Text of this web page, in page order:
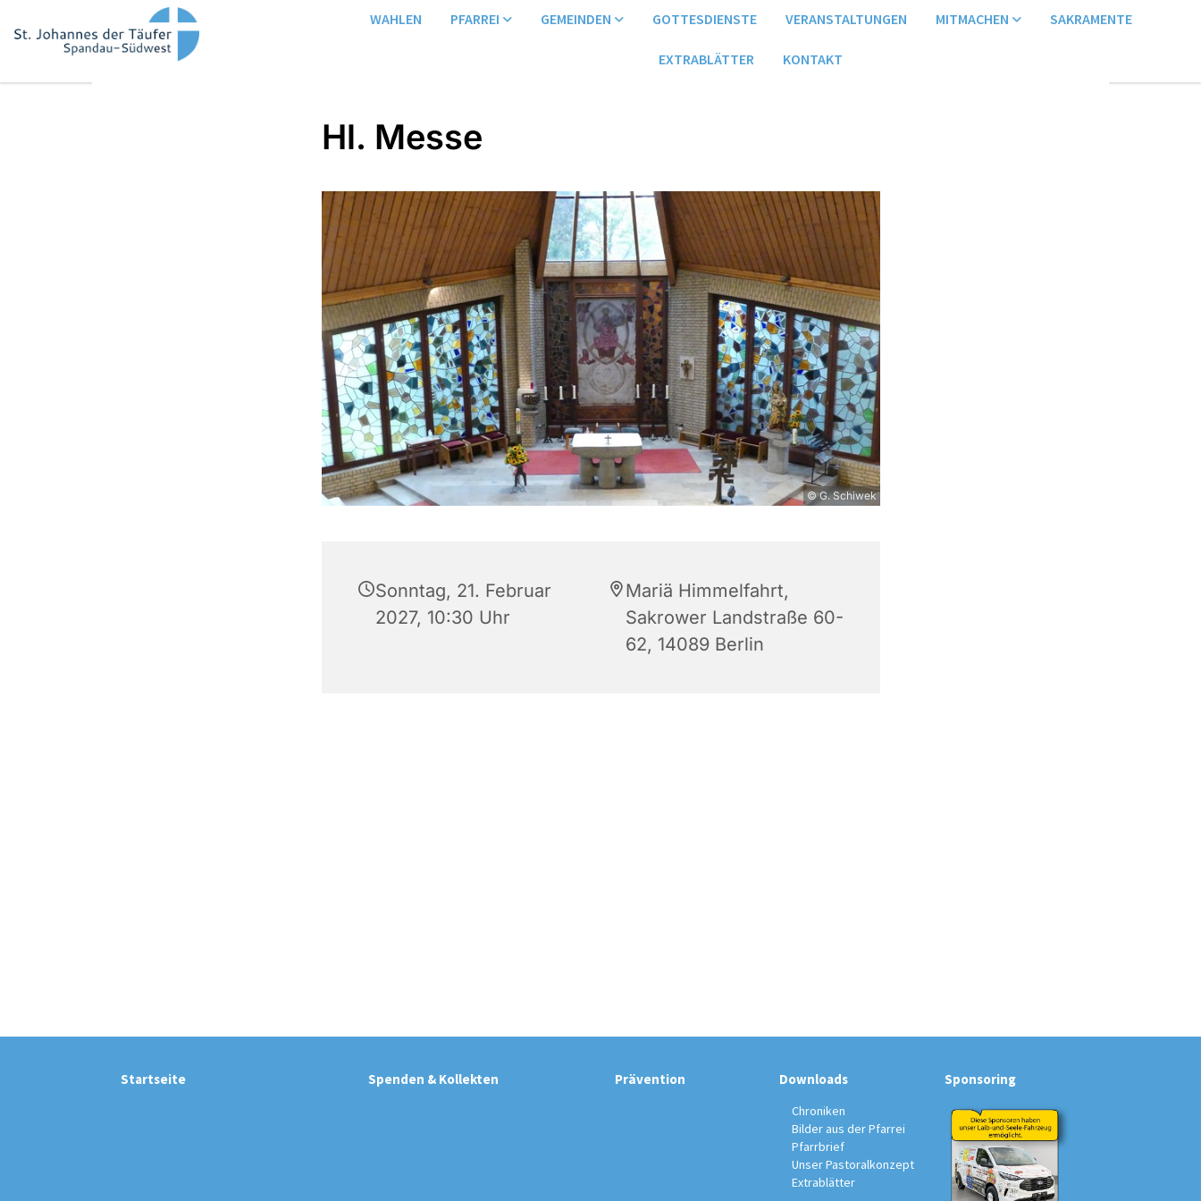
WAHLEN PFARREI GEMEINDEN GOTTESDIENSTE VERANSTALTUNGEN MITMACHEN SAKRAMENTE
EXTRABLÄTTER KONTAKT
Hl. Messe
© G. Schiwek
Sonntag, 21. Februar
2027, 10:30 Uhr
Mariä Himmelfahrt,
Sakrower Landstraße 60-
62, 14089 Berlin
Startseite Spenden & Kollekten Prävention Downloads
Chroniken
Bilder aus der Pfarrei
Pfarrbrief
Unser Pastoralkonzept
Extrablätter
Sponsoring